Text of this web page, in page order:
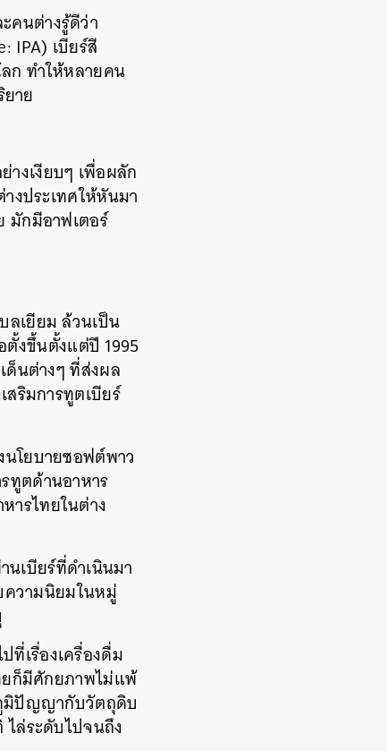
คนต่างรู้ดีว่า
IPA) เบียร์สี
ก ทำให้หลายคน
าย
างเงียบๆ เพื่อผลัก
งประเทศให้หันมา
มักมีอาฟเตอร์
ลเยียม ล้วนเป็น
ตั้งขึ้นตั้งแต่ปี 1995
ด็นต่างๆ ที่ส่งผล
ริมการทูตเบียร์
นโยบายซอฟต์พาว
ทูตด้านอาหาร
ารไทยในต่าง
นเบียร์ที่ดำเนินมา
ความนิยมในหมู่
ที่เรื่องเครื่องดื่ม
ยก็มีศักยภาพไม่แพ้
มิปัญญากับวัตถุดิบ
ล่ระดับไปจนถึง